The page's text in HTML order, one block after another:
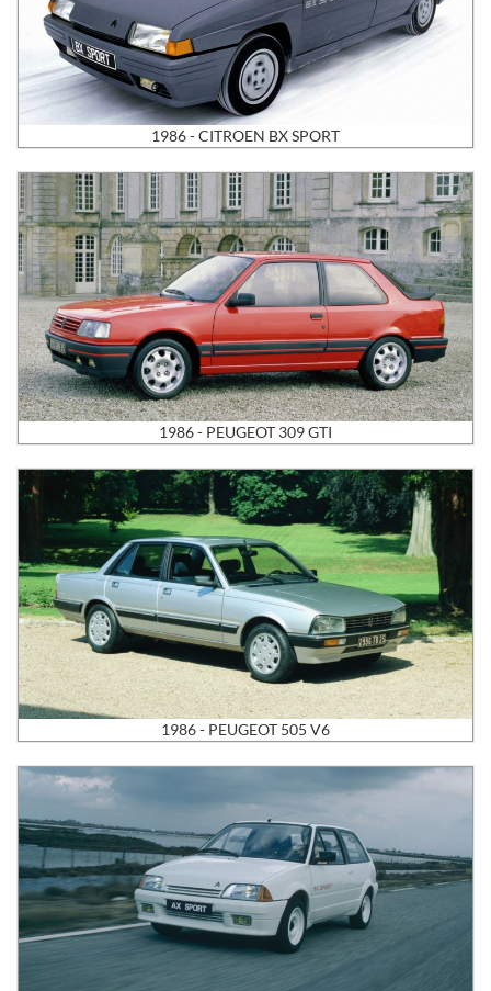
1986 - CITROEN BX SPORT
1986 - PEUGEOT 309 GTI
1986 - PEUGEOT 505 V6